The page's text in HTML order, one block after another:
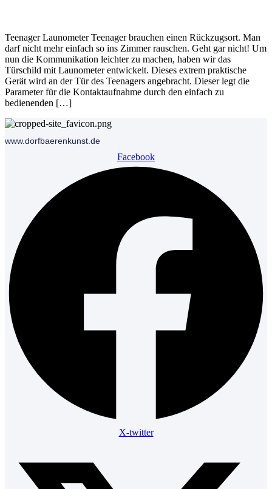
Teenager Launometer Teenager brauchen einen Rückzugsort. Man
darf nicht mehr einfach so ins Zimmer rauschen. Geht gar nicht! Um
nun die Kommunikation leichter zu machen, haben wir das
Türschild mit Launometer entwickelt. Dieses extrem praktische
Gerät wird an der Tür des Teenagers angebracht. Dieser legt die
Parameter für die Kontaktaufnahme durch den einfach zu
bedienenden […]
www.dorfbaerenkunst.de
Facebook
X-twitter